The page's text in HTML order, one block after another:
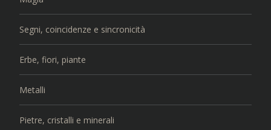
Segni, coincidenze e sincronicità
Erbe, fiori, piante
Metalli
Pietre, cristalli e minerali